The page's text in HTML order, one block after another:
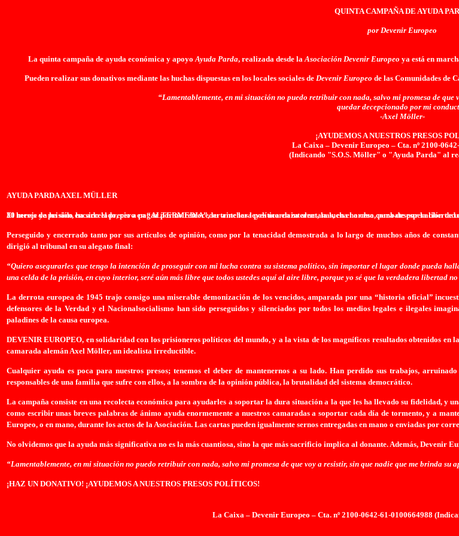
QUINTA CAMPAÑA DE AYUDA
por Devenir Europeo
La quinta campaña de ayuda económica y apoyoAyuda Parda, realizada desde laAsociación Devenir Europeo ya está en
Pueden realizar sus donativos mediante las huchas dispuestas en los locales sociales de Devenir Europeo de las Comunidades de
“Lamentablemente, en mi situación no puedo retribuir con nada, salvo mi promesa de que
quedar decepcionado por mi
-Axel Möller-
¡AYUDEMOS A NUESTROS PRESOS
La Caixa – Devenir Europeo – Cta. nº 2100-
(Indicando "S.O.S. Möller" o "Ayuda Parda" al
AYUDA PARDA AXEL MÜLLER
30 meses de prisión, ha sido el precio a pagar por no retroceder ante las leyes mordaza alemanas, en el arduo combate por la libertad
El hereje ya ha sido encarcelado, pero en “ALTERMEDIA”, su trinchera política en internet, la lucha no cesa, para desesperación
Perseguido y encerrado tanto por sus artículos de opinión, como por la tenacidad demostrada a lo largo de muchos años de
dirigió al tribunal en su alegato final:
“Quiero asegurarles que tengo la intención de proseguir con mi lucha contra su sistema político, sin importar el lugar donde pueda
una celda de la prisión, en cuyo interior, seré aún más libre que todos ustedes aquí al aire libre, porque yo sé que la verdadera libertad
La derrota europea de 1945 trajo consigo una miserable demonización de los vencidos, amparada por una “historia oficial”
defensores de la Verdad y el Nacionalsocialismo han sido perseguidos y silenciados por todos los medios legales e ilegales
paladines de la causa europea.
DEVENIR EUROPEO, en solidaridad con los prisioneros políticos del mundo, y a la vista de los magníficos resultados obtenidos en
camarada alemán Axel Möller, un idealista irreductible.
Cualquier ayuda es poca para nuestros presos; tenemos el deber de mantenernos a su lado. Han perdido sus trabajos,
responsables de una familia que sufre con ellos, a la sombra de la opinión pública, la brutalidad del sistema democrático.
La campaña consiste en una recolecta económica para ayudarles a soportar la dura situación a la que les ha llevado su fidelidad, y
como escribir unas breves palabras de ánimo ayuda enormemente a nuestros camaradas a soportar cada día de tormento, y a
Europeo, o en mano, durante los actos de la Asociación. Las cartas pueden igualmente sernos entregadas en mano o enviadas por
No olvidemos que la ayuda más significativa no es la más cuantiosa, sino la que más sacrificio implica al donante. Además, Devenir
“Lamentablemente, en mi situación no puedo retribuir con nada, salvo mi promesa de que voy a resistir, sin que nadie que me brinda su
¡HAZ UN DONATIVO! ¡AYUDEMOS A NUESTROS PRESOS POLÍTICOS!
La Caixa – Devenir Europeo – Cta. nº 2100-0642-61-0100664988